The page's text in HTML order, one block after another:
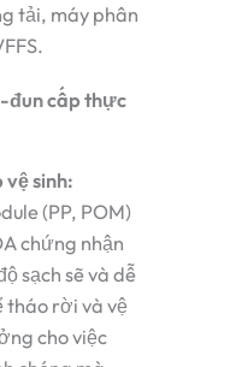
tải, máy phân
đun cấp thực
vệ sinh:
(PP, POM)
chứng nhận
sạch sẽ và dễ
rời và vệ
cho việc